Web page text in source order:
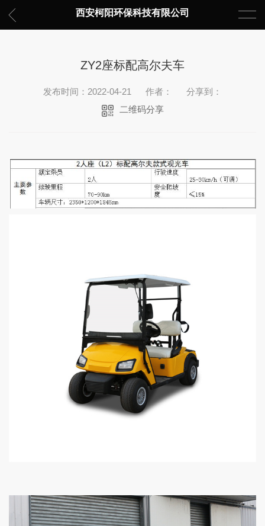
西安柯阳环保科技有限公司
ZY2座标配高尔夫车
发布时间：2022-04-21 作者：
分享到：
二维码分享